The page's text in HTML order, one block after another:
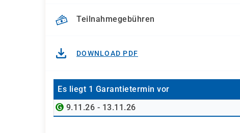
Teilnahmegebühren
DOWNLOAD PDF
Es liegt 1 Garantietermin vor
9.11.26 - 13.11.26